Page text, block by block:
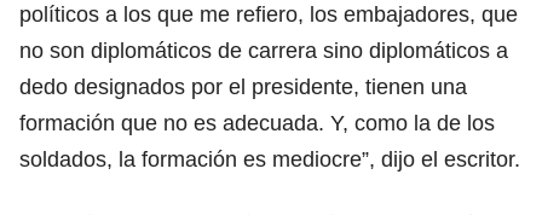
políticos a los que me refiero, los embajadores, que
no son diplomáticos de carrera sino diplomáticos a
dedo designados por el presidente, tienen una
formación que no es adecuada. Y, como la de los
soldados, la formación es mediocre”, dijo el escritor.